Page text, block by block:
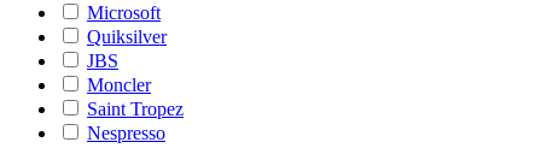
Microsoft
Quiksilver
JBS
Moncler
Saint Tropez
Nespresso